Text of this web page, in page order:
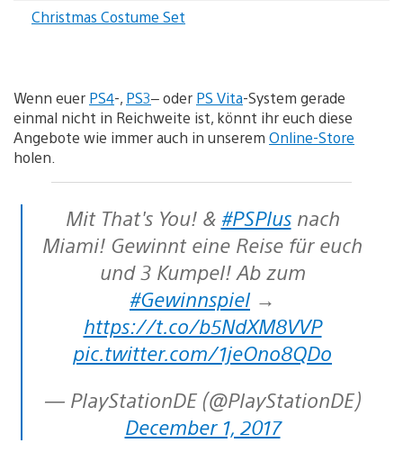
Christmas Costume Set
Wenn euer PS4-, PS3– oder PS Vita-System gerade
einmal nicht in Reichweite ist, könnt ihr euch diese
Angebote wie immer auch in unserem Online-Store
holen.
Mit That's You! & #PSPlusnach
Miami! Gewinnt eine Reise für euch
und 3 Kumpel! Ab zum
#Gewinnspiel →
https://t.co/b5NdXM8VVP
pic.twitter.com/1jeOno8QDo
— PlayStationDE (@PlayStationDE)
December 1, 2017